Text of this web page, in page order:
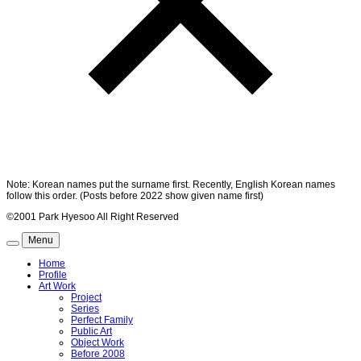
Note: Korean names put the surname first. Recently, English Korean names
follow this order. (Posts before 2022 show given name first)
©2001 Park Hyesoo All Right Reserved
Menu
Home
Profile
Art Work
Project
Series
Perfect Family
Public Art
Object Work
Before 2008